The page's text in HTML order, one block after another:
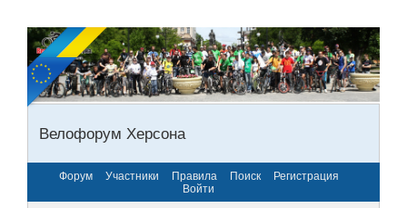
Велофорум Херсона
Форум Участники Правила Поиск
Регистрация
Войти